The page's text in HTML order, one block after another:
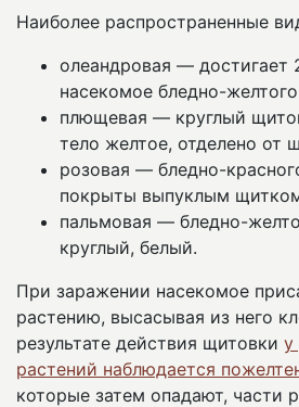
Наиболее распространенные
олеандровая — достигает
насекомое бледно-
плющевая — круглый
тело желтое, отделено от
розовая — бледно-
покрыты выпуклым
пальмовая — бледно-
круглый, белый.
При заражении насекомое
растению, высасывая из него
результате действия щитовки у
растений наблюдается
которые затем опадают, части